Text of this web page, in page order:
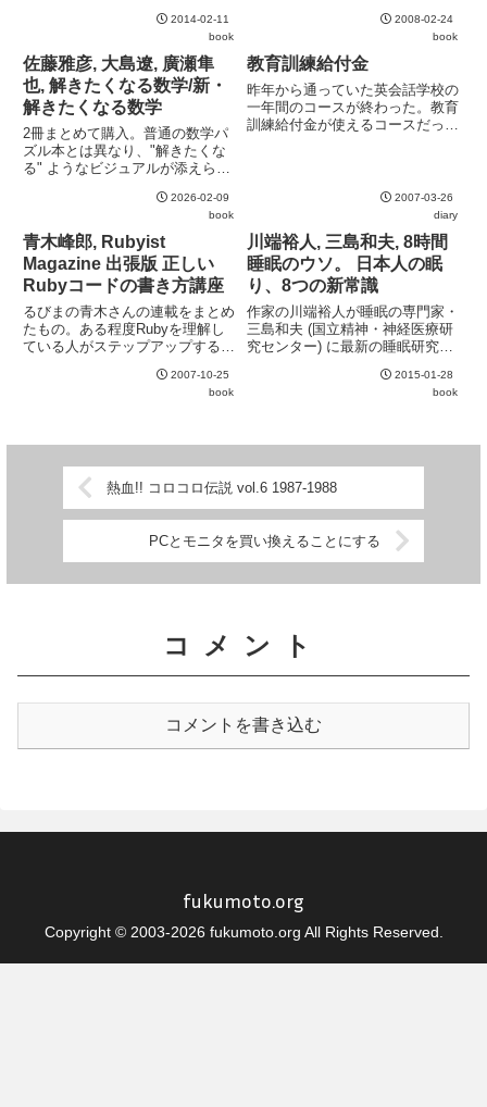
しながら予言という少々手垢のつ
いたテーマを扱う以上、ノストラ
ダムスやエドガー・ケイシーとい
った既に各所で論じられている
予...
2014-02-11
book
ことに起因するという対称仮説な
ど) がきちんとサーベイされ、そ
れぞれの問題点もよくまとまっ...
2008-02-24
book
佐藤雅彦, 大島遼, 廣瀬隼
也, 解きたくなる数学/新・
解きたくなる数学
2冊まとめて購入。普通の数学パ
ズル本とは異なり、"解きたくな
る" ようなビジュアルが添えられ
2026-02-09
book
教育訓練給付金
昨年から通っていた英会話学校の
一年間のコースが終わった。教育
訓練給付金が使えるコースだった
人が個別に行う。教育訓練施設が
まとめてやってくれるわけでは
な...
2007-03-26
diary
青木峰郎, Rubyist
Magazine 出張版 正しい
Rubyコードの書き方講座
るびまの青木さんの連載をまとめ
たもの。ある程度Rubyを理解し
ている人がステップアップするに
ドを添削する構成なので、多くの
人が陥りやすい間違いを効率的に
2007-10-25
book
川端裕人, 三島和夫, 8時間
睡眠のウソ。 日本人の眠
り、8つの新常識
作家の川端裕人が睡眠の専門家・
三島和夫 (国立精神・神経医療研
究センター) に最新の睡眠研究の
究で有名になりひとり歩きしてい
た体内時計25時間周期説、8時間
2015-01-28
book
熱血!! コロコロ伝説 vol.6 1987-1988
PCとモニタを買い換えることにする
コメント
コメントを書き込む
fukumoto.org
Copyright © 2003-2026 fukumoto.org All Rights Reserved.